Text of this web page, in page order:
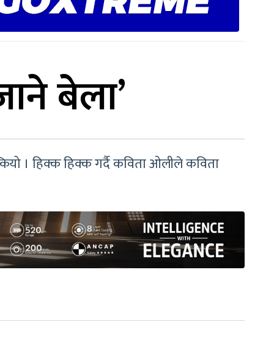
बेला’
। हिक्क हिक्क गर्दै कविता ओलीले कविता